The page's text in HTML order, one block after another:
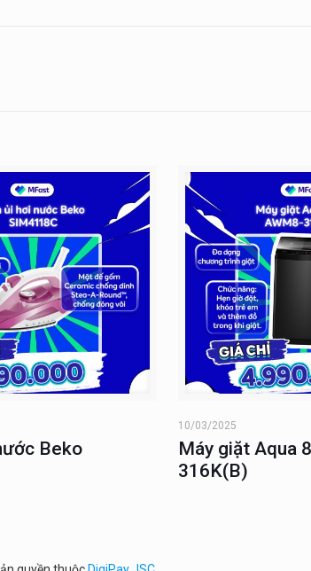
Beko
10/03/2025
Máy giặt Aqua
316K(B)